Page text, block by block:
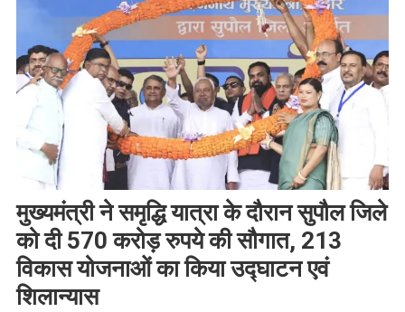
मुख्यमंत्री ने समृद्धि यात्रा के दौरान सुपौल जिले
को दी 570 करोड़ रुपये की सौगात, 213
विकास योजनाओं का किया उद्घाटन एवं
शिलान्यास